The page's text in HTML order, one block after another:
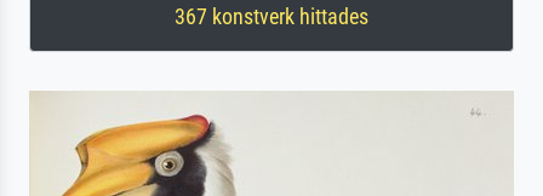
367 konstverk hittades